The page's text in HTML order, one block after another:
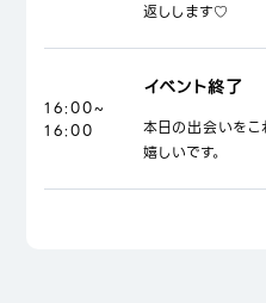
返しします♡
16:00~
16:00
イベント終了
本日の出会いを
嬉しいです。